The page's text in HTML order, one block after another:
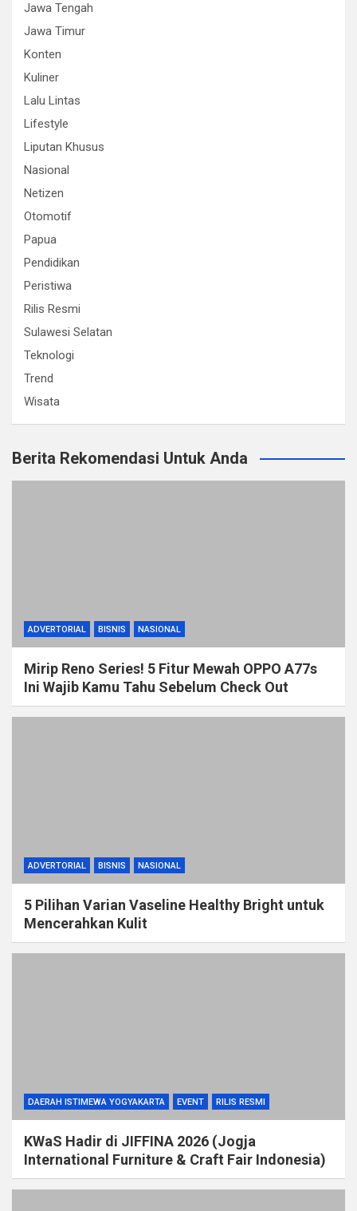
Jawa Tengah
Jawa Timur
Konten
Kuliner
Lalu Lintas
Lifestyle
Liputan Khusus
Nasional
Netizen
Otomotif
Papua
Pendidikan
Peristiwa
Rilis Resmi
Sulawesi Selatan
Teknologi
Trend
Wisata
Berita Rekomendasi Untuk Anda
ADVERTORIAL BISNIS NASIONAL
Mirip Reno Series! 5 Fitur Mewah OPPO A77s
Ini Wajib Kamu Tahu Sebelum Check Out
ADVERTORIAL BISNIS NASIONAL
5 Pilihan Varian Vaseline Healthy Bright untuk
Mencerahkan Kulit
DAERAH ISTIMEWA YOGYAKARTA EVENT RILIS RESMI
KWaS Hadir di JIFFINA 2026 (Jogja
International Furniture & Craft Fair Indonesia)